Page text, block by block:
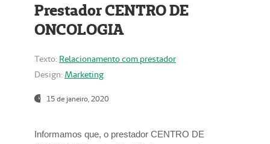
Prestador CENTRO DE
ONCOLOGIA
Texto: Relacionamento com prestador
Design: Marketing
15 de janeiro, 2020
Informamos que, o prestador CENTRO DE